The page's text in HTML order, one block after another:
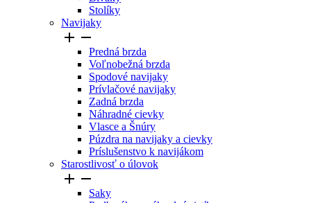
Stolíky
Navijaky
 
Predná brzda
Voľnobežná brzda
Spodové navijaky
Prívlačové navijaky
Zadná brzda
Náhradné cievky
Vlasce a Šnúry
Púzdra na navijaky a cievky
Príslušenstvo k navijákom
Starostlivosť o úlovok
 
Saky